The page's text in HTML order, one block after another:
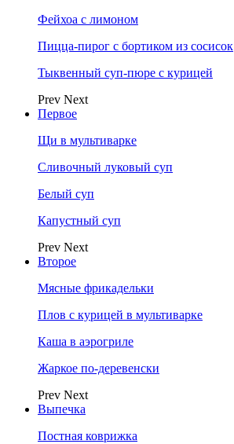
Фейхоа с лимоном
Пицца-пирог с бортиком из сосисок
Тыквенный суп-пюре с курицей
Prev Next
Первое
Щи в мультиварке
Сливочный луковый суп
Белый суп
Капустный суп
Prev Next
Второе
Мясные фрикадельки
Плов с курицей в мультиварке
Каша в аэрогриле
Жаркое по-деревенски
Prev Next
Выпечка
Постная коврижка